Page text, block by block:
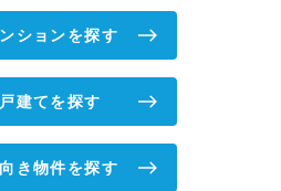
ションを探す
建てを探す
き物件を探す